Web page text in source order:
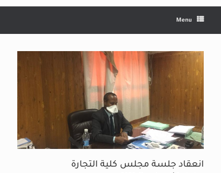
Menu
انعقاد جلسة مجلس كلية التجارة